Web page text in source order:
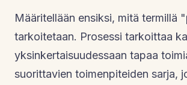
Määritellään ensiksi, mitä termillä
tarkoitetaan. Prosessi tarkoittaa
yksinkertaisuudessaan tapaa
suorittavien toimenpiteiden sarja,